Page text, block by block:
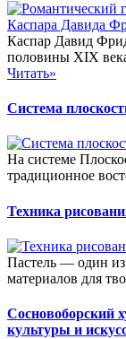
Каспар Давид
половины XIX
Читать»
Система
На системе
традиционное
Техника
Пастель — один
материалов для
Сосновоборский
культуры и